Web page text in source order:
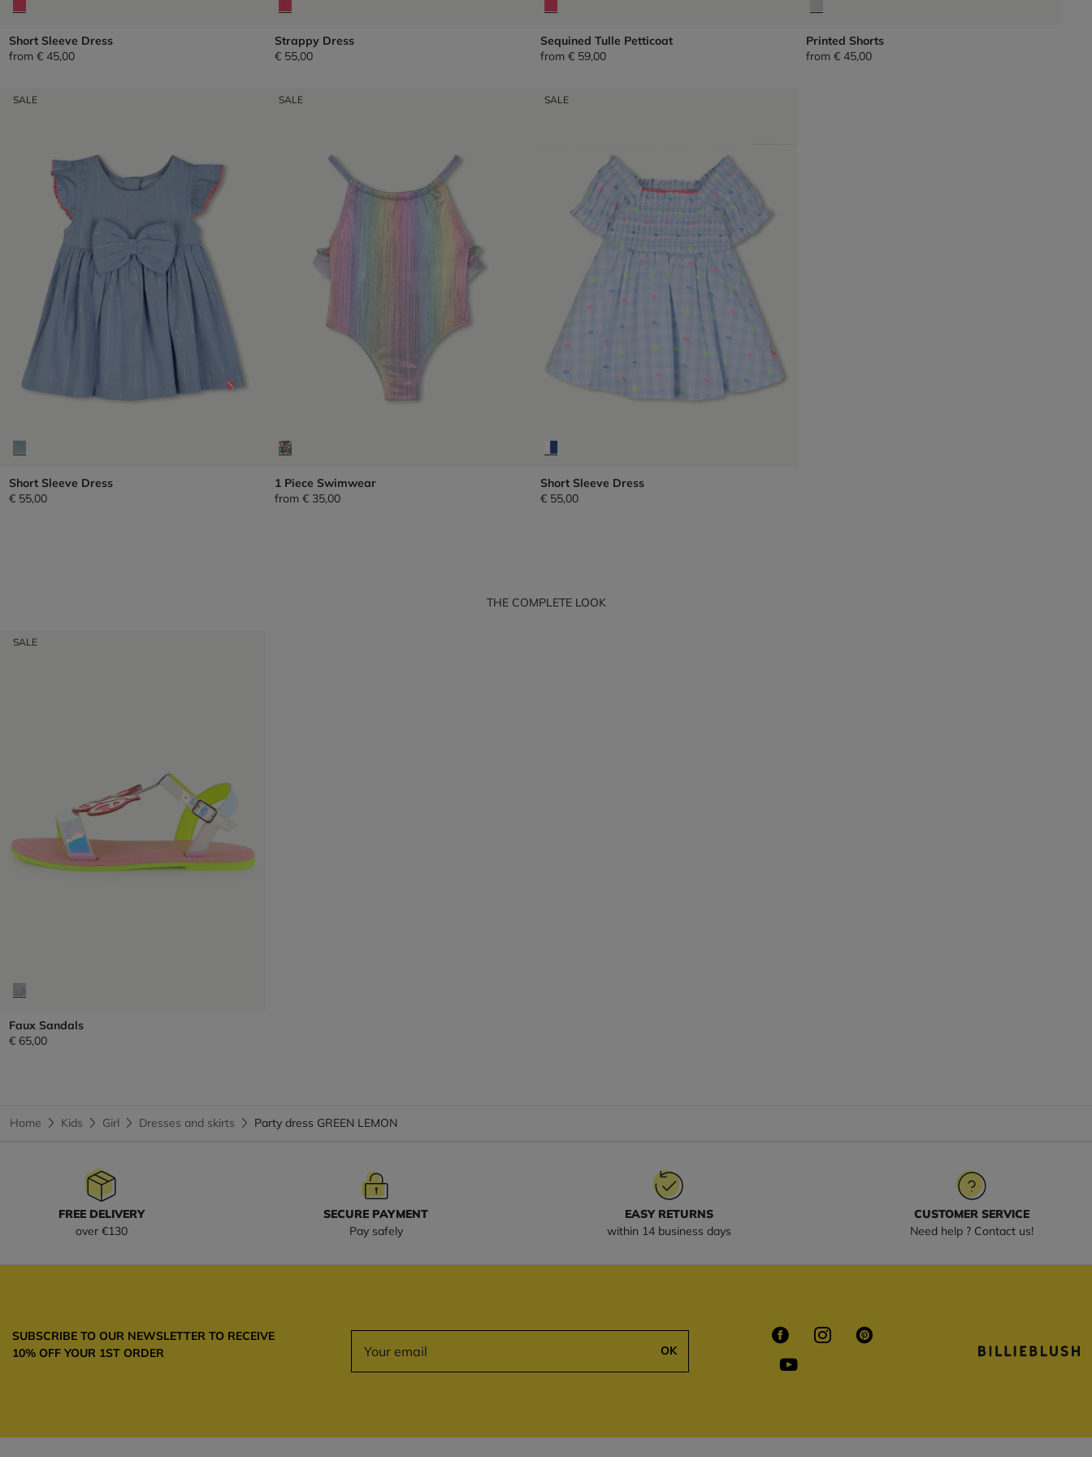
Short Sleeve Dress
from € 45,00
Strappy Dress
€ 55,00
Sequined Tulle Petticoat
from € 59,00
Printed Shorts
from € 45,00
SALE
Short Sleeve Dress
€ 55,00
SALE
1 Piece Swimwear
from € 35,00
SALE
Short Sleeve Dress
€ 55,00
THE COMPLETE LOOK
SALE
Faux Sandals
€ 65,00
Home Kids Girl Dresses and skirts Party dress GREEN LEMON
FREE DELIVERY
over €130
SECURE PAYMENT
Pay safely
EASY RETURNS
within 14 business days
CUSTOMER SERVICE
Need help ? Contact us!
SUBSCRIBE TO OUR NEWSLETTER TO RECEIVE
10% OFF YOUR 1ST ORDER
OK